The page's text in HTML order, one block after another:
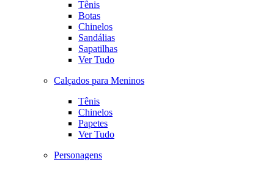
Tênis
Botas
Chinelos
Sandálias
Sapatilhas
Ver Tudo
Calçados para Meninos
Tênis
Chinelos
Papetes
Ver Tudo
Personagens